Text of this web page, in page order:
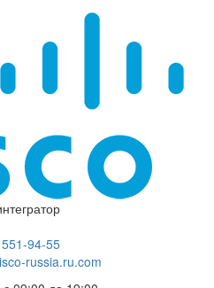
94-55
russia.ru.com